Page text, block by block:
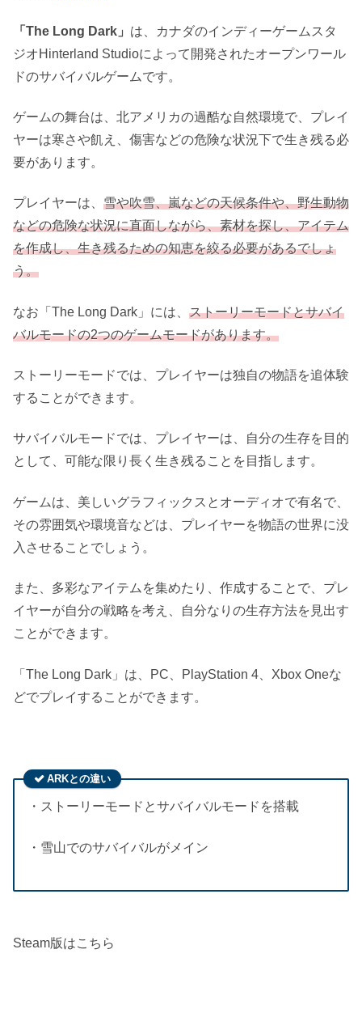
「The Long Dark」 は、カナダのインディーゲームスタ
ジオHinterland Studioによって開発されたオープンワール
ドのサバイバルゲームです。
ゲームの舞台は、北アメリカの過酷な自然環境で、プレイ
ヤーは寒さや飢え、傷害などの危険な状況下で生き残る必
要があります。
プレイヤーは、 雪や吹雪、嵐などの天候条件や、野生動物
などの危険な状況に直面しながら、素材を探し、アイテム
を作成し、生き残るための知恵を絞る必要があるでしょ
う。
なお「The Long Dark」には、 ストーリーモードとサバイ
バルモードの2つのゲームモードがあります。
ストーリーモードでは、プレイヤーは独自の物語を追体験
することができます。
サバイバルモードでは、プレイヤーは、自分の生存を目的
として、可能な限り長く生き残ることを目指します。
ゲームは、美しいグラフィックスとオーディオで有名で、
その雰囲気や環境音などは、プレイヤーを物語の世界に没
入させることでしょう。
また、多彩なアイテムを集めたり、作成することで、プレ
イヤーが自分の戦略を考え、自分なりの生存方法を見出す
ことができます。
「The Long Dark」は、PC、PlayStation 4、Xbox Oneな
どでプレイすることができます。
ARKとの違い
・ストーリーモードとサバイバルモードを搭載
・雪山でのサバイバルがメイン
Steam版はこちら